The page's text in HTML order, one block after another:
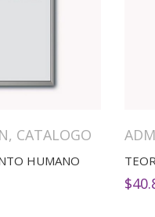
, CATALOGO
HUMANO
$